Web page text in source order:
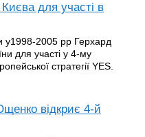
для участі в
у1998-2005 рр Герхард
для участі у 4-му
стратегії YES.
відкриє 4-й